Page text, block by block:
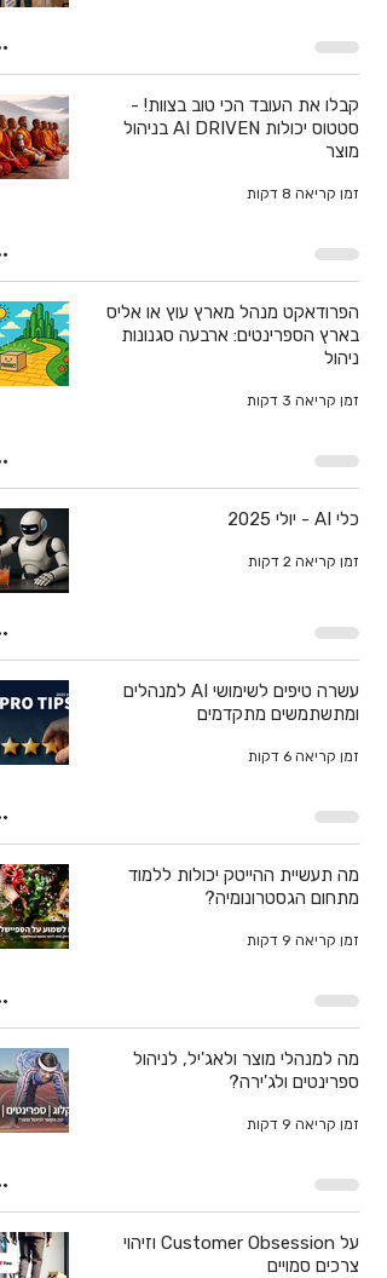
קבלו את העובד הכי טוב בצוות! -
סטטוס יכולות AI DRIVEN בניהול
מוצר
זמן קריאה 8 דקות
הפרודאקט מנהל מארץ עוץ או אליס
בארץ הספרינטים: ארבעה סגנונות
ניהול
זמן קריאה 3 דקות
כלי AI - יולי 2025
זמן קריאה 2 דקות
עשרה טיפים לשימושי AI למנהלים
ומתשתמשים מתקדמים
זמן קריאה 6 דקות
מה תעשיית ההייטק יכולות ללמוד
מתחום הגסטרונומיה?
זמן קריאה 9 דקות
מה למנהלי מוצר ולאג'יל, לניהול
ספרינטים ולג'ירה?
זמן קריאה 9 דקות
על Customer Obsession וזיהוי
צרכים סמויים